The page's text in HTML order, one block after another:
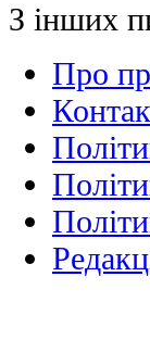
З інших
Про